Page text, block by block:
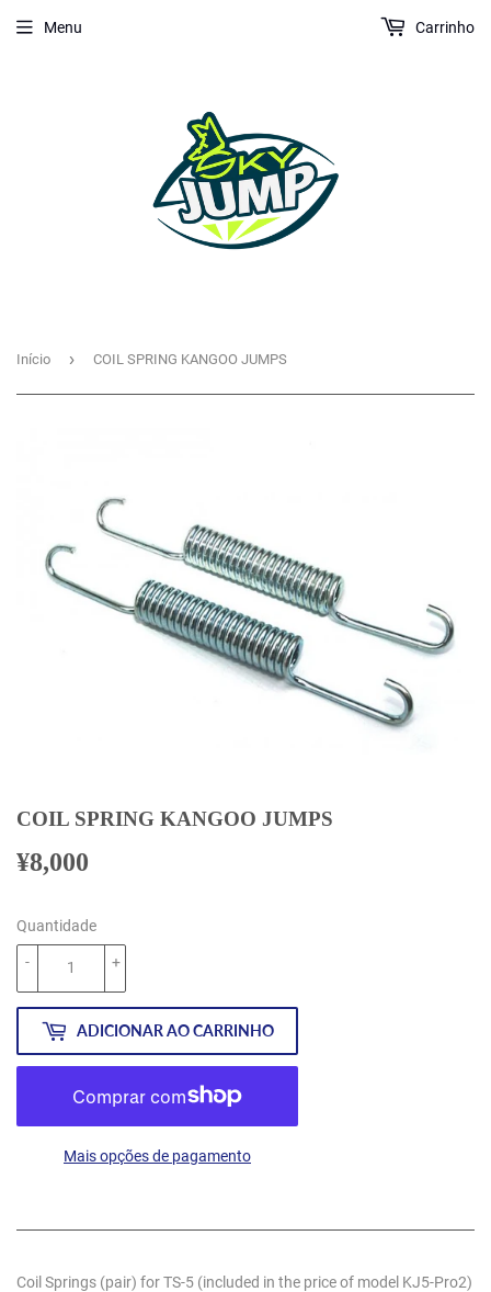
Menu Carrinho
Início › COIL SPRING KANGOO JUMPS
COIL SPRING KANGOO JUMPS
¥8,000
Quantidade
+
-
ADICIONAR AO CARRINHO
Mais opções de pagamento
Coil Springs (pair) for TS-5 (included in the price of model KJ5-Pro2)